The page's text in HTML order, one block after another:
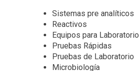
Sistemas pre analíticos
Reactivos
Equipos para Laboratorio
Pruebas Rápidas
Pruebas de Laboratorio
Microbiología